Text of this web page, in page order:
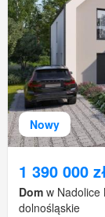
Nowy
1 390 000
Dom w Nadolice
dolnośląskie